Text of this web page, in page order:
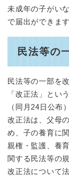
未成年の子がい
で届出ができます
民法等の
民法等の一部を
「改正法」とい
（同月24日公布）
改正法は、父母
め、子の養育に
親権・監護、養
関する民法等の
改正法について